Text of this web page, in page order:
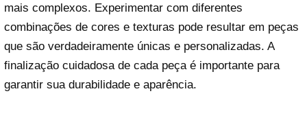
mais complexos. Experimentar com diferentes
combinações de cores e texturas pode resultar em peças
que são verdadeiramente únicas e personalizadas. A
finalização cuidadosa de cada peça é importante para
garantir sua durabilidade e aparência.